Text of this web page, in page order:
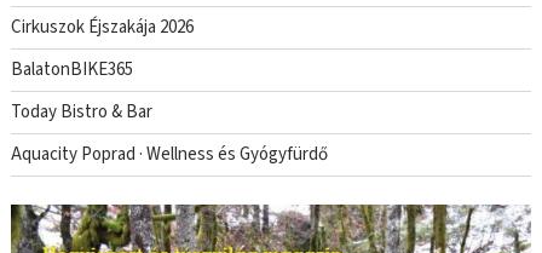
Cirkuszok Éjszakája 2026
BalatonBIKE365
Today Bistro & Bar
Aquacity Poprad · Wellness és Gyógyfürdő